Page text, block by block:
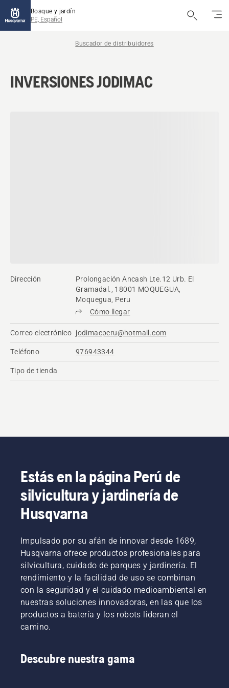
Bosque y jardín
PE, Español
Buscador de distribuidores
INVERSIONES JODIMAC
Dirección
Prolongación Ancash Lte.12 Urb. El
Gramadal., 18001 MOQUEGUA,
Moquegua, Peru
Cómo llegar
Correo electrónico jodimacperu@hotmail.com
Teléfono 976943344
Tipo de tienda
Estás en la página Perú de
silvicultura y jardinería de
Husqvarna
Impulsado por su afán de innovar desde 1689,
Husqvarna ofrece productos profesionales para
silvicultura, cuidado de parques y jardinería. El
rendimiento y la facilidad de uso se combinan
con la seguridad y el cuidado medioambiental en
nuestras soluciones innovadoras, en las que los
productos a batería y los robots lideran el
camino.
Descubre nuestra gama